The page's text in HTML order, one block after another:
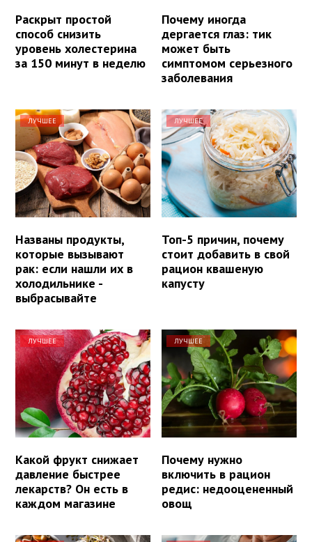
Раскрыт простой
способ снизить
уровень холестерина
за 150 минут в неделю
Почему иногда
дергается глаз: тик
может быть
симптомом серьезного
заболевания
ЛУЧШЕЕ
Названы продукты,
которые вызывают
рак: если нашли их в
холодильнике -
выбрасывайте
ЛУЧШЕЕ
Топ-5 причин, почему
стоит добавить в свой
рацион квашеную
капусту
ЛУЧШЕЕ
Какой фрукт снижает
давление быстрее
лекарств? Он есть в
каждом магазине
ЛУЧШЕЕ
Почему нужно
включить в рацион
редис: недооцененный
овощ